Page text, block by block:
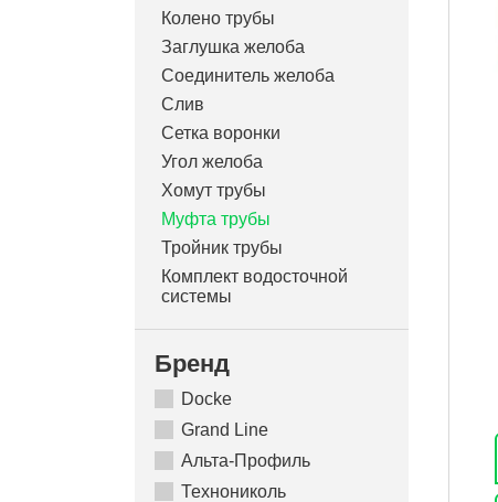
Колено трубы
Заглушка желоба
Соединитель желоба
Слив
Сетка воронки
Угол желоба
Хомут трубы
Муфта трубы
Тройник трубы
Комплект водосточной
системы
Бренд
Docke
Grand Line
Альта-Профиль
Технониколь